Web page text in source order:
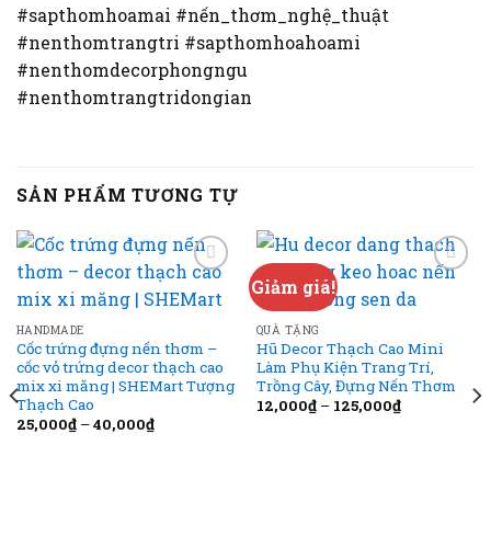
#sapthomhoamai #nến_thơm_nghệ_thuật
#nenthomtrangtri #sapthomhoahoami
#nenthomdecorphongngu
#nenthomtrangtridongian
SẢN PHẨM TƯƠNG TỰ
wishlist
HANDMADE
Cốc trứng đựng nến thơm –
cốc vỏ trứng decor thạch cao
mix xi măng | SHEMart Tượng
Thạch Cao
25,000₫–40,000₫
Giảm giá!
QUÀ TẶNG
Hũ Decor Thạch Cao Mini
Làm Phụ Kiện Trang Trí,
Trồng Cây, Đựng Nến Thơm
12,000₫– 125,000₫